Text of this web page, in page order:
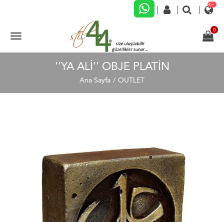
''YA ALI'' OBJE PLATIN
Ana Sayfa OUTLET